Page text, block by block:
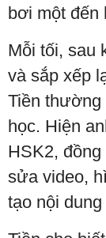
bơi một đến
Mỗi tối, sau
và sắp xếp
Tiền thường
học. Hiện
HSK2,
sửa video,
tạo nội